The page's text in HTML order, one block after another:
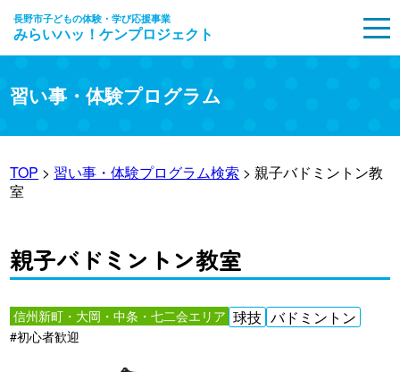
長野市子どもの体験・学び応援事業
みらいハッ！ケンプロジェクト
習い事・体験プログラム
TOP > 習い事・体験プログラム検索 > 親子バドミントン教
室
親子バドミントン教室
信州新町・大岡・中条・七二会エリア 球技 バドミントン
#初心者歓迎